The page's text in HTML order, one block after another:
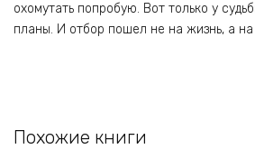
охомутать попробую. Вот только у
планы. И отбор пошел не на жизнь, а на
Похожие книги